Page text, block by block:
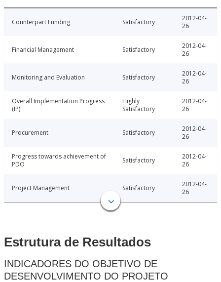
Counterpart Funding Satisfactory
2012-04-
26
Financial Management Satisfactory
2012-04-
26
Monitoring and Evaluation Satisfactory
2012-04-
26
Overall Implementation Progress
(IP)
Highly
Satisfactory
2012-04-
26
Procurement Satisfactory
2012-04-
26
Progress towards achievement of
PDO
Satisfactory
2012-04-
26
Project Management Satisfactory
2012-04-
26
Estrutura de Resultados
INDICADORES DO OBJETIVO DE
DESENVOLVIMENTO DO PROJETO